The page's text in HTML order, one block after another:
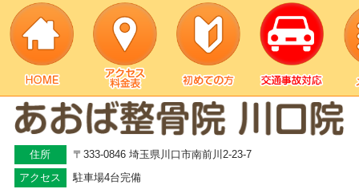
住所
〒333-0846 埼玉県川口市南前川2-23-7
アクセス
駐車場4台完備